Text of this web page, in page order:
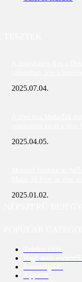
2025.07.04.
2025.04.05.
2025.01.02.